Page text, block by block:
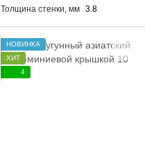
Толщина стенки, мм 3.8
НОВИНКА
ХИТ
4